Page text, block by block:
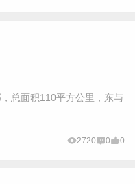
面积110平方公里，东与
2720 0 0